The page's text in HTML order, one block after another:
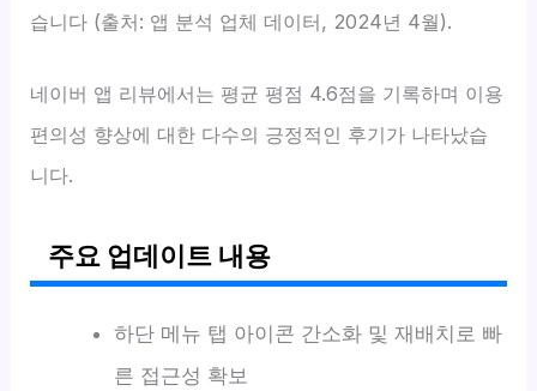
습니다 (출처: 앱 분석 업체 데이터, 2024년 4월).
네이버 앱 리뷰에서는 평균 평점 4.6점을 기록하며 이용
편의성 향상에 대한 다수의 긍정적인 후기가 나타났습
니다.
주요 업데이트 내용
하단 메뉴 탭 아이콘 간소화 및 재배치로 빠
른 접근성 확보